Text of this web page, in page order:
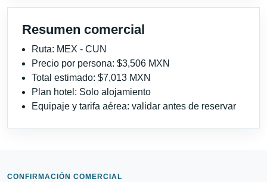
Resumen comercial
Ruta: MEX - CUN
Precio por persona: $3,506 MXN
Total estimado: $7,013 MXN
Plan hotel: Solo alojamiento
Equipaje y tarifa aérea: validar antes de reservar
CONFIRMACIÓN COMERCIAL